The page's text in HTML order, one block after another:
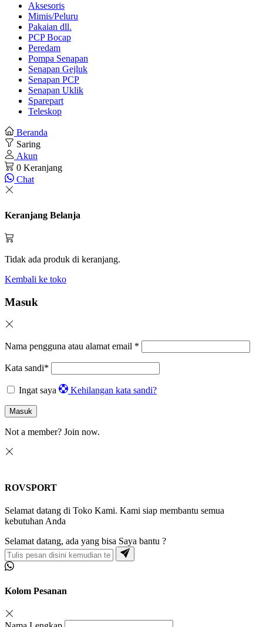
Aksesoris
Mimis/Peluru
Pakaian dll.
PCP Bocap
Peredam
Pompa Senapan
Senapan Gejluk
Senapan PCP
Senapan Uklik
Sparepart
Teleskop
Beranda
Saring
Akun
0 Keranjang
Chat
Keranjang Belanja
Tidak ada produk di keranjang.
Kembali ke toko
Masuk
Nama pengguna atau alamat email *
Kata sandi*
Ingat saya Kehilangan kata sandi?
Masuk
Not a member? Join now.
ROVSPORT
Selamat datang di Toko Kami. Kami siap membantu semua
kebutuhan Anda
Selamat datang, ada yang bisa Saya bantu ?
Kolom Pesanan